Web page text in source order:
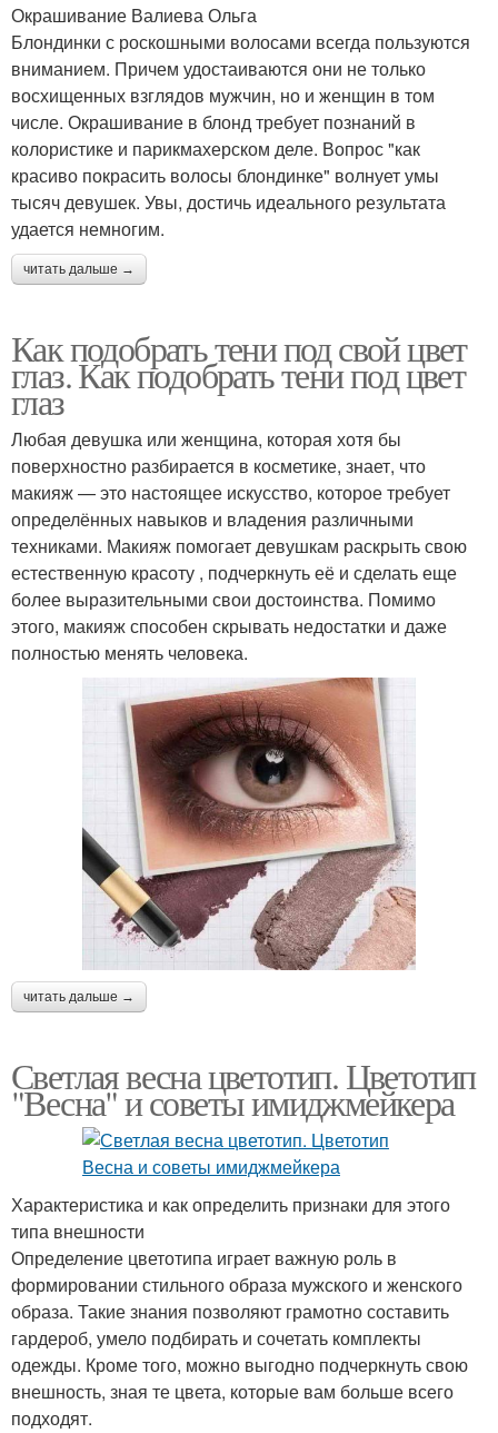
Окрашивание Валиева Ольга
Блондинки с роскошными волосами всегда пользуются
вниманием. Причем удостаиваются они не только
восхищенных взглядов мужчин, но и женщин в том
числе. Окрашивание в блонд требует познаний в
колористике и парикмахерском деле. Вопрос "как
красиво покрасить волосы блондинке" волнует умы
тысяч девушек. Увы, достичь идеального результата
удается немногим.
читать дальше →
Как подобрать тени под свой цвет
глаз. Как подобрать тени под цвет
глаз
Любая девушка или женщина, которая хотя бы
поверхностно разбирается в косметике, знает, что
макияж — это настоящее искусство, которое требует
определённых навыков и владения различными
техниками. Макияж помогает девушкам раскрыть свою
естественную красоту , подчеркнуть её и сделать еще
более выразительными свои достоинства. Помимо
этого, макияж способен скрывать недостатки и даже
полностью менять человека.
читать дальше →
Светлая весна цветотип. Цветотип
"Весна" и советы имиджмейкера
Характеристика и как определить признаки для этого
типа внешности
Определение цветотипа играет важную роль в
формировании стильного образа мужского и женского
образа. Такие знания позволяют грамотно составить
гардероб, умело подбирать и сочетать комплекты
одежды. Кроме того, можно выгодно подчеркнуть свою
внешность, зная те цвета, которые вам больше всего
подходят.